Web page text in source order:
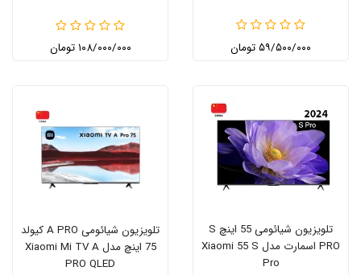
۵۹/۵۰۰/۰۰۰ تومان ۱۰۸/۰۰۰/۰۰۰ تومان
تلویزیون شیائومی 55 اینچ S
PRO اسمارت مدل Xiaomi 55 S
Pro
تلویزیون شیائومی A PRO کیولد
75 اینچ مدل Xiaomi Mi TV A
PRO QLED